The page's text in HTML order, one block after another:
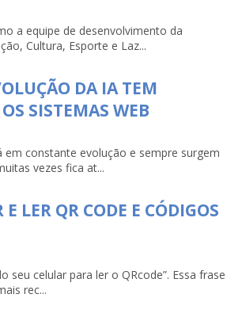
a equipe de desenvolvimento da
Cultura, Esporte e Laz...
DA IA TEM
SISTEMAS WEB
em constante evolução e sempre surgem
vezes fica at...
LER QR CODE E CÓDIGOS
seu celular para ler o QRcode”. Essa frase
rec...